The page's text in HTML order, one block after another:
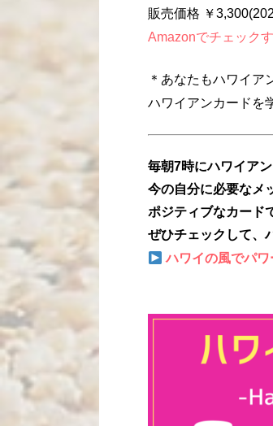
販売価格 ￥
Amazonでチェック
＊あなたもハワイ
ハワイアンカードを
毎朝7時にハワイア
今の自分に必要なメ
ポジティブなカード
ぜひチェックして、
ハワイの風でパ